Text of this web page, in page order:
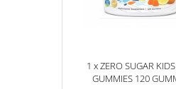
1 x ZERO SUGAR
GUMMIES 120